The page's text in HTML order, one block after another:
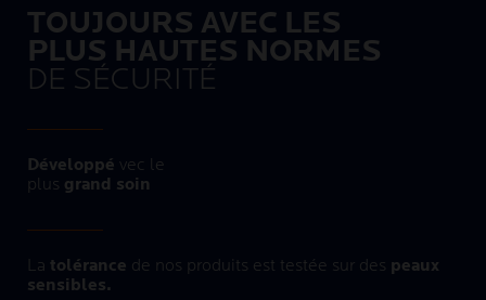
TOUJOURS AVEC LES
PLUS HAUTES NORMES
DE SÉCURITÉ ​
Développé vec le
plus grand soin​
La tolérance de nos produits est testée sur des peaux
sensibles.